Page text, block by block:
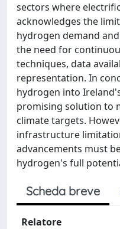
sectors where
acknowledges the
hydrogen demand
the need for
techniques, data
representation. In
hydrogen into
promising solution to
climate targets.
infrastructure
advancements must
hydrogen's full
Scheda breve
Relatore